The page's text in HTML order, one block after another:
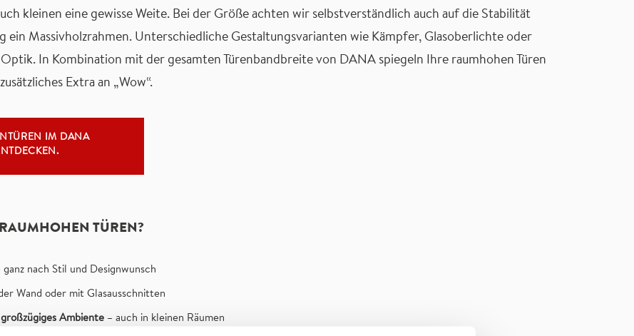
kleinen eine gewisse Weite. Bei der Größe achten wir selbstverständlich auch auf die Stabilität
ein Massivholzrahmen. Unterschiedliche Gestaltungsvarianten wie Kämpfer, Glasoberlichte oder
In Kombination mit der gesamten Türenbandbreite von DANA spiegeln Ihre raumhohen Türen
Extra an „Wow“.
IM DANA
TÜREN?
nach Stil und Designwunsch
Wand oder mit Glasausschnitten
großzügiges Ambiente – auch in kleinen Räumen